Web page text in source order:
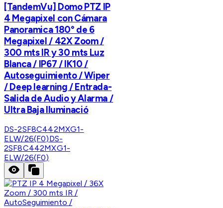
[TandemVu] Domo PTZ IP
4 Megapixel con Cámara
Panoramica 180° de 6
Megapixel / 42X Zoom /
300 mts IR y 30 mts Luz
Blanca / IP67 / IK10 /
Autoseguimiento / Wiper
/ Deep learning / Entrada-
Salida de Audio y Alarma /
Ultra Baja Iluminació
DS-2SF8C442MXG1-
ELW/26(F0)DS-
2SF8C442MXG1-
ELW/26(F0)